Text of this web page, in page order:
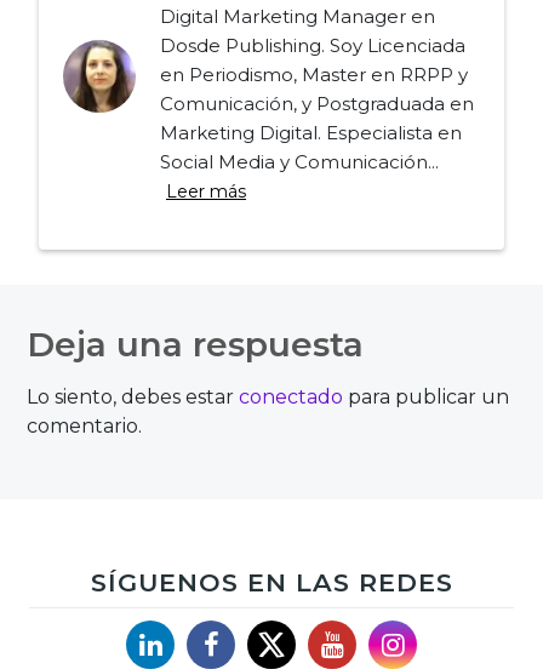
Digital Marketing Manager en
Dosde Publishing. Soy Licenciada
en Periodismo, Master en RRPP y
Comunicación, y Postgraduada en
Marketing Digital. Especialista en
Social Media y Comunicación...
Leer más
de
entradas
Deja una respuesta
Lo siento, debes estarconectado para publicar un
comentario.
SÍGUENOS EN LAS REDES
LinkedinFacebook
X YouTubeInstagram